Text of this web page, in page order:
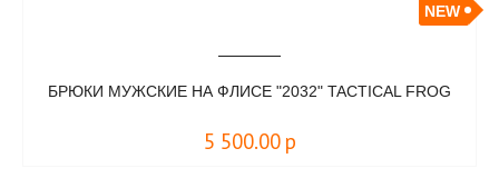
NEW
БРЮКИ МУЖСКИЕ НА ФЛИСЕ "2032" TACTICAL FROG
5 500.00 р